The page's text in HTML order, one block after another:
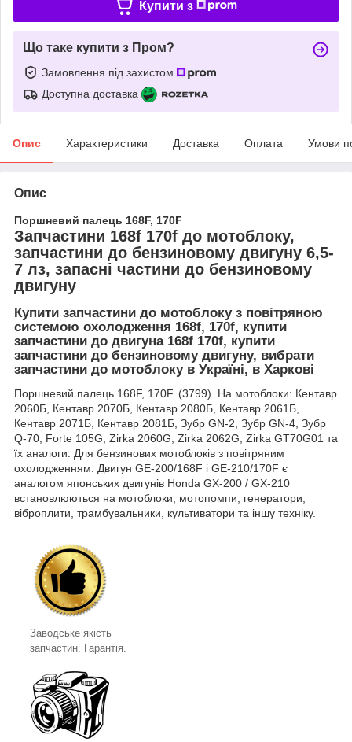
Купити з
Що таке купити з Пром?
Замовлення під захистом
Доступна доставка
Опис Характеристики Доставка Оплата Умови
Опис
Поршневий палець 168F, 170F
Запчастини 168f 170f до мотоблоку,
запчастини до бензиновому двигуну 6,5-
7 лз, запасні частини до бензиновому
двигуну
Купити запчастини до мотоблоку з повітряною
системою охолодження 168f, 170f, купити
запчастини до двигуна 168f 170f, купити
запчастини до бензиновому двигуну, вибрати
запчастини до мотоблоку в Україні, в Харкові
Поршневий палець 168F, 170F. (3799). На мотоблоки: Кентавр
2060Б, Кентавр 2070Б, Кентавр 2080Б, Кентавр 2061Б,
Кентавр 2071Б, Кентавр 2081Б, Зубр GN-2, Зубр GN-4, Зубр
Q-70, Forte 105G, Zirka 2060G, Zirka 2062G, Zirka GT70G01 та
їх аналоги. Для бензинових мотоблоків з повітряним
охолодженням. Двигун GE-200/168F і GE-210/170F є
аналогом японських двигунів Honda GX-200 / GX-210
встановлюються на мотоблоки, мотопомпи, генератори,
віброплити, трамбувальники, культиватори та іншу техніку.
Заводське якість
запчастин. Гарантія.